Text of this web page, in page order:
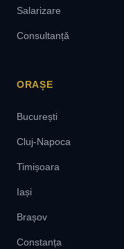
Salarizare
Consultanță
ORAȘE
București
Cluj-Napoca
Timișoara
Iași
Brașov
Constanța